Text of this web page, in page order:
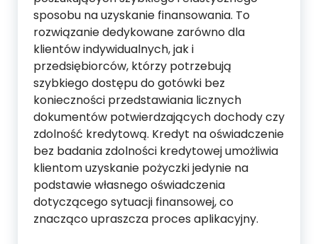
sposobu na uzyskanie finansowania. To
rozwiązanie dedykowane zarówno dla
klientów indywidualnych, jak i
przedsiębiorców, którzy potrzebują
szybkiego dostępu do gotówki bez
konieczności przedstawiania licznych
dokumentów potwierdzających dochody czy
zdolność kredytową. Kredyt na oświadczenie
bez badania zdolności kredytowej umożliwia
klientom uzyskanie pożyczki jedynie na
podstawie własnego oświadczenia
dotyczącego sytuacji finansowej, co
znacząco upraszcza proces aplikacyjny.